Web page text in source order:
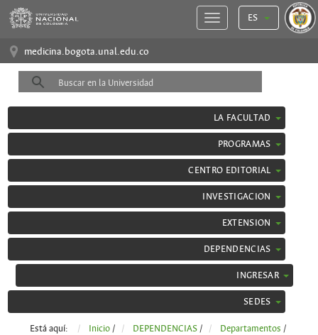
ES
medicina.bogota.unal.edu.co
LA FACULTAD
PROGRAMAS
CENTRO EDITORIAL
INVESTIGACION
EXTENSION
DEPENDENCIAS
INGRESAR
SEDES
Está aquí: Inicio / DEPENDENCIAS / Departamentos /